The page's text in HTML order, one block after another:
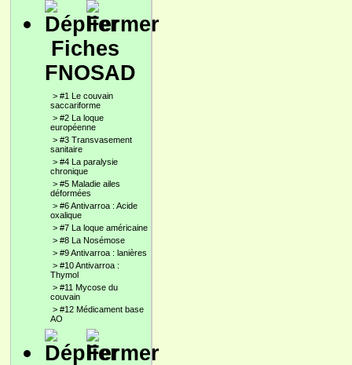
Fiches
FNOSAD
> #1 Le couvain
saccariforme
> #2 La loque
européenne
> #3 Transvasement
sanitaire
> #4 La paralysie
chronique
> #5 Maladie ailes
déformées
> #6 Antivarroa : Acide
oxalique
> #7 La loque américaine
> #8 La Nosémose
> #9 Antivarroa : lanières
> #10 Antivarroa :
Thymol
> #11 Mycose du
couvain
> #12 Médicament base
AO